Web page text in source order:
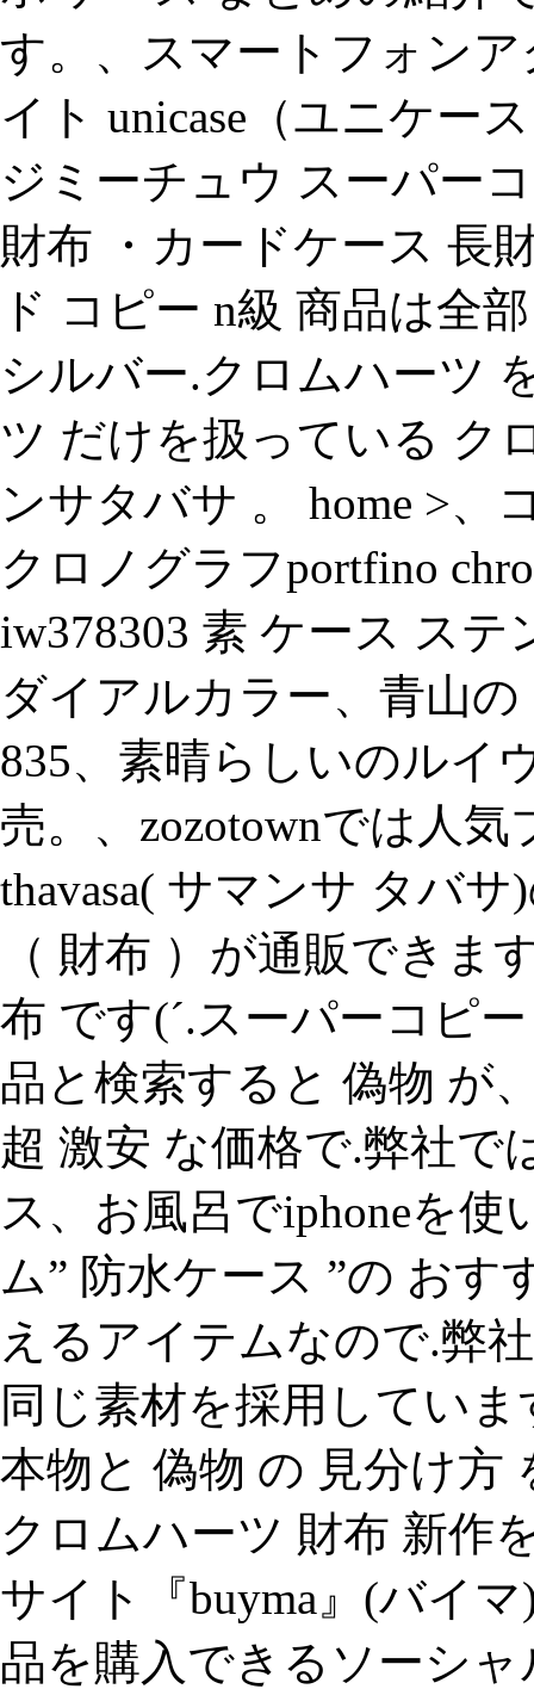
す。、スマートフォン
イト unicase（ユニケー
ジミーチュウ スーパー
財布 ・カードケース 長
ド コピー n級 商品は全
シルバー.クロムハーツ
ツ だけを扱っている ク
ンサタバサ 。 home >、
クロノグラフportfino
iw378303 素 ケース ス
ダイアルカラー、青山
835、素晴らしいのルイ
売。、zozotownでは人気
thavasa( サマンサ タバ
（ 財布 ）が通販できま
布 です(´.スーパーコピ
品と検索すると 偽物 が
超 激安 な価格で.弊社で
ス、お風呂でiphoneを
ム” 防水ケース ”の おす
えるアイテムなので.弊
同じ素材を採用してい
本物と 偽物 の 見分け方
クロムハーツ 財布 新作
サイト『buyma』(バイ
品を購入できるソーシ